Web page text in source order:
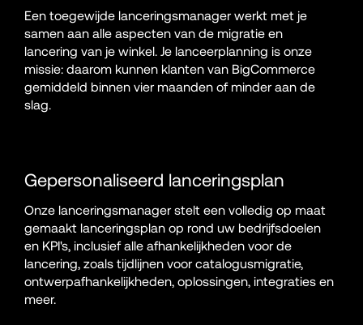
Een toegewijde lanceringsmanager werkt met je
samen aan alle aspecten van de migratie en
lancering van je winkel. Je lanceerplanning is onze
missie: daarom kunnen klanten van BigCommerce
gemiddeld binnen vier maanden of minder aan de
slag.
Gepersonaliseerd lanceringsplan
Onze lanceringsmanager stelt een volledig op maat
gemaakt lanceringsplan op rond uw bedrijfsdoelen
en KPI's, inclusief alle afhankelijkheden voor de
lancering, zoals tijdlijnen voor catalogusmigratie,
ontwerpafhankelijkheden, oplossingen, integraties en
meer.